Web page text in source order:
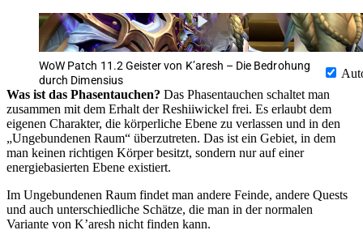
WoW Patch 11.2 Geister von K’aresh – Die Bedrohung
durch Dimensius
Was ist das Phasentauchen? Das Phasentauchen schaltet man
zusammen mit dem Erhalt der Reshiiwickel frei. Es erlaubt dem
eigenen Charakter, die körperliche Ebene zu verlassen und in den
„Ungebundenen Raum“ überzutreten. Das ist ein Gebiet, in dem
man keinen richtigen Körper besitzt, sondern nur auf einer
energiebasierten Ebene existiert.
Im Ungebundenen Raum findet man andere Feinde, andere Quests
und auch unterschiedliche Schätze, die man in der normalen
Variante von K’aresh nicht finden kann.